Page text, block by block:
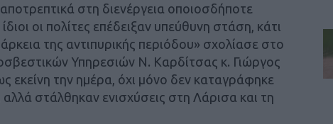
στη διενέργεια οποιοσδήποτε
οι πολίτες επέδειξαν υπεύθυνη στάση, κάτι
της αντιπυρικής περιόδου» σχολίασε στο
Υπηρεσιών Ν. Καρδίτσας κ. Γιώργος
εκείνη την ημέρα, όχι μόνο δεν καταγράφηκε
στάλθηκαν ενισχύσεις στη Λάρισα και τη